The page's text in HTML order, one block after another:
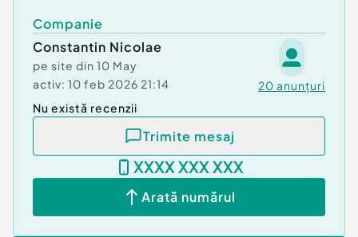
Companie
Constantin Nicolae
pe site din 10 May
activ: 10 feb 2026 21:14 20 anunțuri
Nu există recenzii
Trimite mesaj
XXXX XXX XXX
Arată numărul